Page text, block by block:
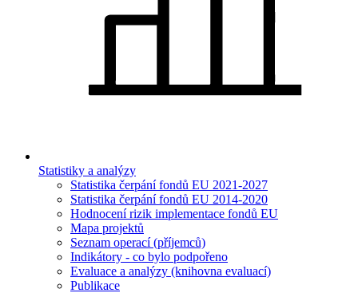
Statistiky a analýzy
Statistika čerpání fondů EU 2021-2027
Statistika čerpání fondů EU 2014-2020
Hodnocení rizik implementace fondů EU
Mapa projektů
Seznam operací (příjemců)
Indikátory - co bylo podpořeno
Evaluace a analýzy (knihovna evaluací)
Publikace